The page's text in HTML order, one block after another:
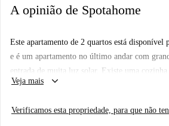
A opinião de Spotahome
Este apartamento de 2 quartos está disponível
e é um apartamento no último andar com
entrada de muita luz solar. Existe uma cozinha
estar com um sofá, mesa de bar para 4
armazenamento, e há 1 banheiro completo.
Veja mais keyboard_arrow_down
Verificamos esta propriedade, para que não